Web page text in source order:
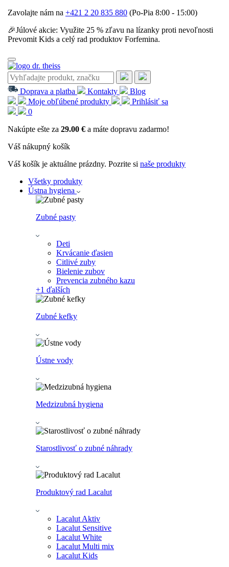
Zavolajte nám na +421 2 20 835 880 (Po-Pia 8:00 - 15:00)
🎉Júlové akcie: Využite 25 % zľavu na lízanky proti nevoľnosti
Prevomit Kids a celý rad produktov Forfemina.
Doprava a platba Kontakty
Blog
Moje obľúbené produkty
Prihlásiť sa
0
Nakúpte ešte za 29.00 € a máte dopravu zadarmo!
Váš nákupný košík
Váš košík je aktuálne prázdny. Pozrite si naše produkty
Všetky produkty
Ústna hygiena
Zubné pasty
Deti
Krvácanie ďasien
Citlivé zuby
Bielenie zubov
Prevencia zubného kazu
+1 ďalších
Zubné kefky
Ústne vody
Medzizubná hygiena
Starostlivosť o zubné náhrady
Produktový rad Lacalut
Lacalut Aktiv
Lacalut Sensitive
Lacalut White
Lacalut Multi mix
Lacalut Kids